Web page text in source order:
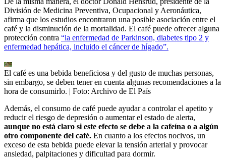
División de Medicina Preventiva, Ocupacional y Aeronáutica,
afirma que los estudios encontraron una posible asociación entre el
café y la disminución de la mortalidad. El café puede ofrecer alguna
protección contra “la enfermedad de Parkinson, diabetes tipo 2 y
enfermedad hepática, incluido el cáncer de hígado”.
El café es una bebida beneficiosa y del gusto de muchas personas,
sin embargo, se deben tener en cuenta algunas recomendaciones a la
hora de consumirlo. | Foto: Archivo de El País
Además, el consumo de café puede ayudar a controlar el apetito y
reducir el riesgo de depresión o aumentar el estado de alerta,
aunque no está claro si este efecto se debe a la cafeína o a algún
otro componente del café. En cuanto a los efectos nocivos, un
exceso de esta bebida puede elevar la tensión arterial y provocar
ansiedad, palpitaciones y dificultad para dormir.